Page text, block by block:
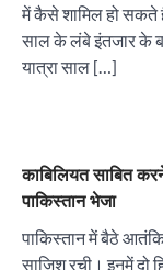
में कैसे शामिल हो
साल के लंबे इंतजार के
यात्रा साल […]
काबिलियत साबित
पाकिस्तान भेजा
पाकिस्तान में बैठे
साजिश रची। इनमें दो